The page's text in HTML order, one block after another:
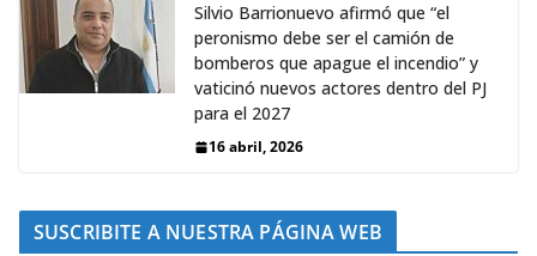
Silvio Barrionuevo afirmó que “el
peronismo debe ser el camión de
bomberos que apague el incendio” y
vaticinó nuevos actores dentro del PJ
para el 2027
16 abril, 2026
SUSCRIBITE A NUESTRA PÁGINA WEB